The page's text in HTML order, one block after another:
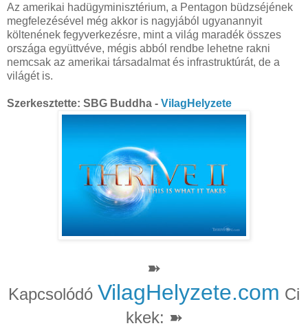
Az amerikai hadügyminisztérium, a Pentagon büdzséjének
megfelezésével még akkor is nagyjából ugyanannyit
költenének fegyverkezésre, mint a világ maradék összes
országa együttvéve, mégis abból rendbe lehetne rakni
nemcsak az amerikai társadalmat és infrastruktúrát, de a
világét is.
Szerkesztette: SBG Buddha - VilagHelyzete
➽
Kapcsolódó VilagHelyzete.com Ci
kkek: ➽